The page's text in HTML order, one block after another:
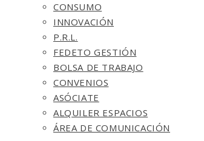
CONSUMO
INNOVACIÓN
P.R.L.
FEDETO GESTIÓN
BOLSA DE TRABAJO
CONVENIOS
ASÓCIATE
ALQUILER ESPACIOS
ÁREA DE COMUNICACIÓN